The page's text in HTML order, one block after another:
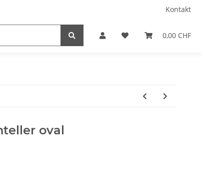
Kontakt
0,00 CHF
oval